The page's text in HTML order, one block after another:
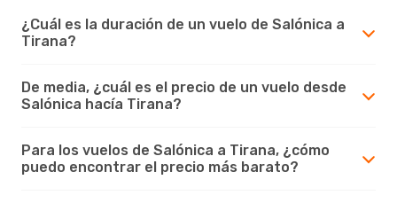
¿Cuál es la duración de un vuelo de Salónica a
Tirana?
De media, ¿cuál es el precio de un vuelo desde
Salónica hacía Tirana?
Para los vuelos de Salónica a Tirana, ¿cómo
puedo encontrar el precio más barato?